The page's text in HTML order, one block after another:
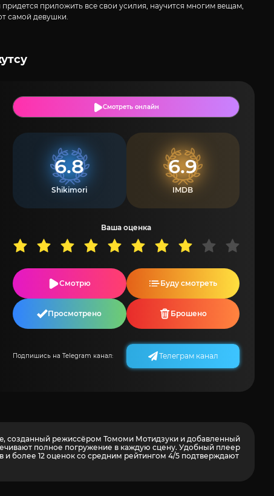
приложить все свои усилия, научится многим вещам,
самой девушки.
Смотреть онлайн
6.8
Shikimori
6.9
IMDB
Ваша оценка
Смотрю Буду смотреть
Просмотрено Брошено
Подпишись на Telegram канал: Телеграм канал
созданный режиссёром Томоми Мотидзуки и добавленный
полное погружение в каждую сцену. Удобный плеер
и более 12 оценок со средним рейтингом 4/5 подтверждают